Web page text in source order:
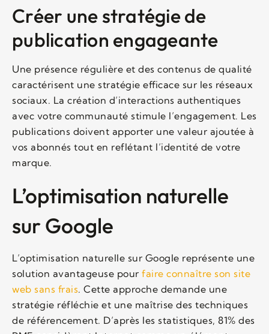
Créer une stratégie de
publication engageante
Une présence régulière et des contenus de qualité
caractérisent une stratégie efficace sur les réseaux
sociaux. La création d’interactions authentiques
avec votre communauté stimule l’engagement. Les
publications doivent apporter une valeur ajoutée à
vos abonnés tout en reflétant l’identité de votre
marque.
L’optimisation naturelle
sur Google
L’optimisation naturelle sur Google représente une
solution avantageuse pour faire connaître son site
web sans frais. Cette approche demande une
stratégie réfléchie et une maîtrise des techniques
de référencement. D’après les statistiques, 81% des